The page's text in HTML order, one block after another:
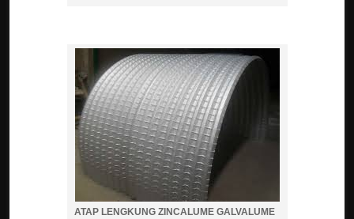
ATAP LENGKUNG ZINCALUME GALVALUME